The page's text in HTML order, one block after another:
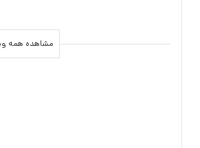
درگاه ورودی و خروجی آلارم
استاندارد حفاظتی و نظارتی تصویری
مشاهده همه